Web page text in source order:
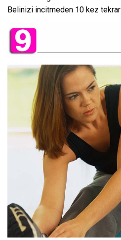
Belinizi incitmeden 10 kez